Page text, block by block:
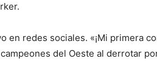
en redes sociales. «¡Mi primera
del Oeste al derrotar